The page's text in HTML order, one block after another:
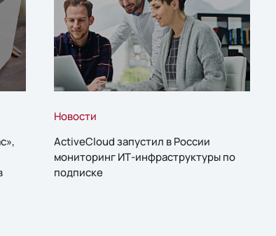
Новости
ActiveCloud запустил в России
мониторинг ИТ-инфраструктуры по
подписке